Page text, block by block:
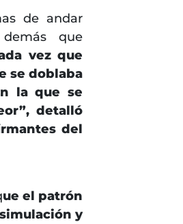
de andar
que
vez que
se doblaba
la que se
detalló
del
ue el patrón
y